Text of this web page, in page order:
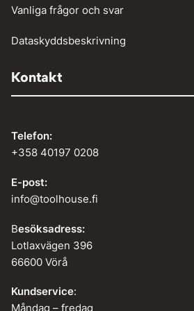
Vanliga frågor och svar
Dataskyddsbeskrivning
Kontakt
Telefon:
+358 40197 0208
E-post:
info@toolhouse.fi
Besöksadress:
Lotlaxvägen 396
66600 Vörå
Kundservice:
Måndag – fredag